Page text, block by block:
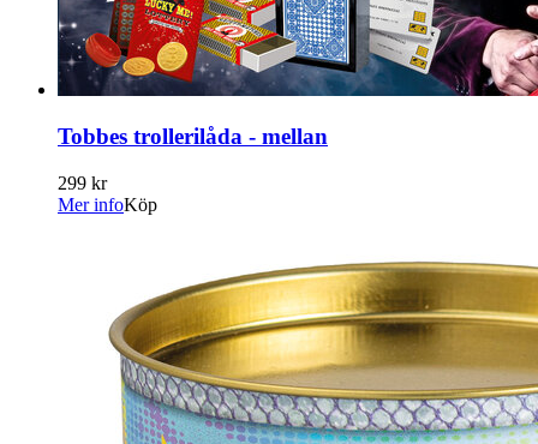
Tobbes trollerilåda - mellan
299 kr
Mer infoKöp